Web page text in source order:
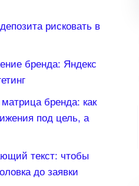
рисковать
бренда: Яндекс
бренда: как
под цель, а
текст: чтобы
до заявки